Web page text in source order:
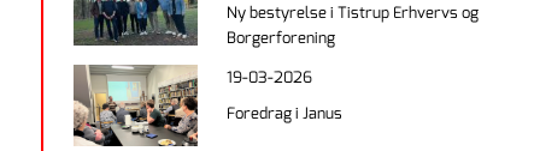
Ny bestyrelse i Tistrup Erhvervs og
Borgerforening
19-03-2026
Foredrag i Janus